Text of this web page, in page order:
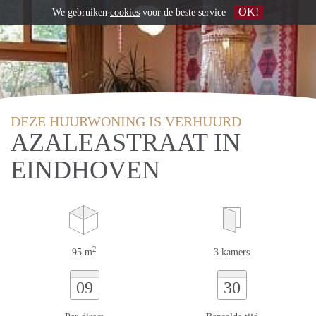
DEZE HUURWONING IS VERHUURD
AZALEASTRAAT IN
EINDHOVEN
95 m2 3 kamers
09 30
We gebruiken cookies voor de beste service OK!